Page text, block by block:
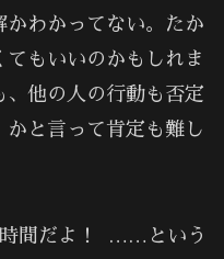
かわかってない。たか
もいいのかもしれま
他の人の行動も否定
と言って肯定も難し
時間だよ！ ……という